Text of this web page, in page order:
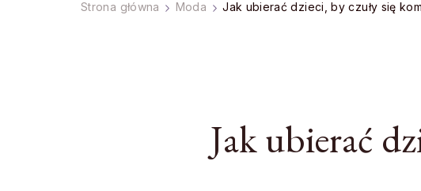
Strona główna Moda Jak ubierać dzieci, by czuły się
Jak ubierać